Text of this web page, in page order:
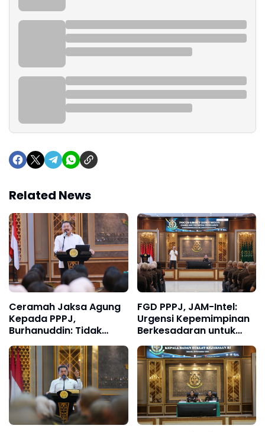
Related News
Ceramah Jaksa Agung
Kepada PPPJ,
Burhanuddin: Tidak
Butuh Jaksa Pintar
Melainkan Jaksa Prima
yang Dilandasi Nilai-
Nilai Tri Krama
Adhyaksa
FGD PPPJ, JAM-Intel:
Urgensi Kepemimpinan
Berkesadaran untuk
Menjawab Tantangan
Penegakan Hukum di Era
Modern